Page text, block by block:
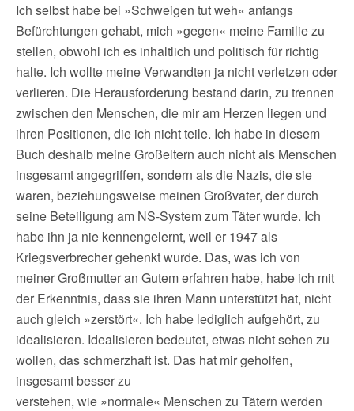
Ich selbst habe bei »Schweigen tut weh« anfangs
Befürchtungen gehabt, mich »gegen« meine Familie zu
stellen, obwohl ich es inhaltlich und politisch für richtig
halte. Ich wollte meine Verwandten ja nicht verletzen oder
verlieren. Die Herausforderung bestand darin, zu trennen
zwischen den Menschen, die mir am Herzen liegen und
ihren Positionen, die ich nicht teile. Ich habe in diesem
Buch deshalb meine Großeltern auch nicht als Menschen
insgesamt angegriffen, sondern als die Nazis, die sie
waren, beziehungsweise meinen Großvater, der durch
seine Beteiligung am NS-System zum Täter wurde. Ich
habe ihn ja nie kennengelernt, weil er 1947 als
Kriegsverbrecher gehenkt wurde. Das, was ich von
meiner Großmutter an Gutem erfahren habe, habe ich mit
der Erkenntnis, dass sie ihren Mann unterstützt hat, nicht
auch gleich »zerstört«. Ich habe lediglich aufgehört, zu
idealisieren. Idealisieren bedeutet, etwas nicht sehen zu
wollen, das schmerzhaft ist. Das hat mir geholfen,
insgesamt besser zu
verstehen, wie »normale« Menschen zu Tätern werden